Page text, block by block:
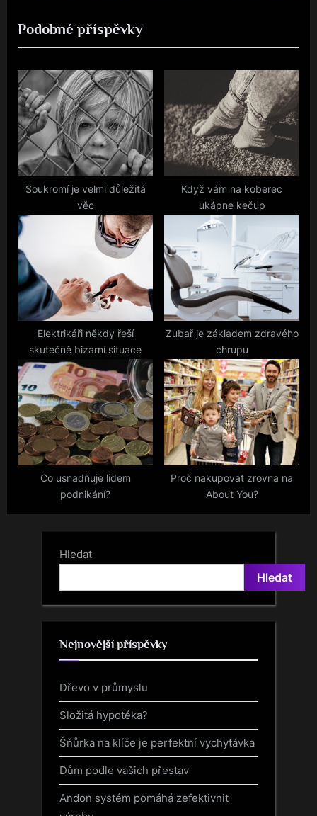
i
o
u
s
P
o
s
t
:
x
t
P
o
s
t
:
Podobné příspěvky
Soukromí je velmi důležitá
věc
Když vám na koberec
ukápne kečup
Elektrikáři někdy řeší
skutečně bizarní situace
Zubař je základem zdravého
chrupu
Co usnadňuje lidem
podnikání?
Proč nakupovat zrovna na
About You?
Hledat
Hledat
Nejnovější příspěvky
Dřevo v průmyslu
Složitá hypotéka?
Šňůrka na klíče je perfektní vychytávka
Dům podle vašich přestav
Andon systém pomáhá zefektivnit